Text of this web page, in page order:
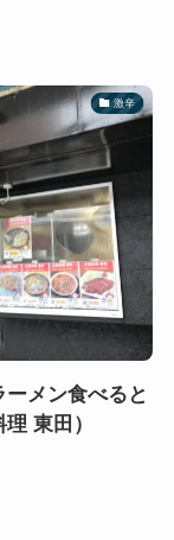
激辛
ーメン食べると
東田）